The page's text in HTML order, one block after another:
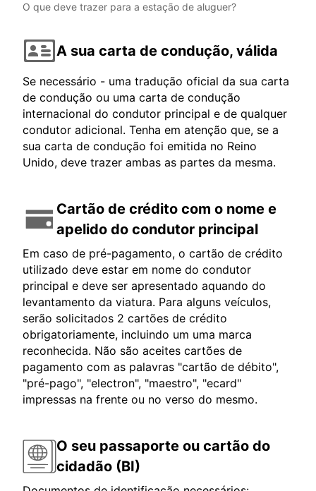
O que deve trazer para a estação de aluguer?
A sua carta de condução, válida
Se necessário - uma tradução oficial da sua carta
de condução ou uma carta de condução
internacional do condutor principal e de qualquer
condutor adicional. Tenha em atenção que, se a
sua carta de condução foi emitida no Reino
Unido, deve trazer ambas as partes da mesma.
Cartão de crédito com o nome e
apelido do condutor principal
Em caso de pré-pagamento, o cartão de crédito
utilizado deve estar em nome do condutor
principal e deve ser apresentado aquando do
levantamento da viatura. Para alguns veículos,
serão solicitados 2 cartões de crédito
obrigatoriamente, incluindo um uma marca
reconhecida. Não são aceites cartões de
pagamento com as palavras "cartão de débito",
"pré-pago", "electron", "maestro", "ecard"
impressas na frente ou no verso do mesmo.
O seu passaporte ou cartão do
cidadão (BI)